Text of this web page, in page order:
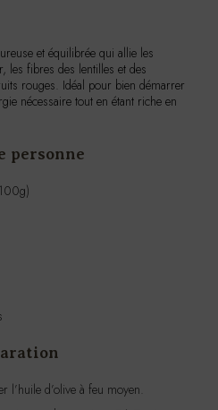
et équilibrée qui allie les
fibres des lentilles et des
rouges. Idéal pour bien démarrer
nécessaire tout en étant riche en
personne
d’olive à feu moyen.